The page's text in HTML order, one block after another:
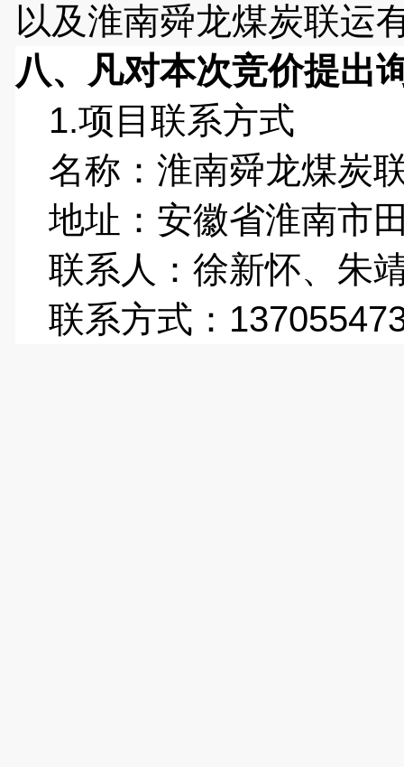
以及淮南舜龙煤炭联运
八、凡对本次竞价提出
1.项目联系方式
名称：淮南舜龙煤炭
地址：安徽省淮南市
联系人：徐新怀、朱
联系方式：